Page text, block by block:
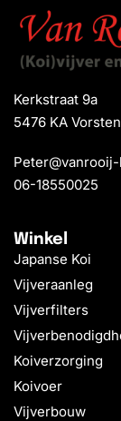
Kerkstraat 9a
5476 KA
06-18550025
Winkel
Japanse Koi
Vijveraanleg
Vijverfilters
Koiverzorging
Koivoer
Vijverbouw